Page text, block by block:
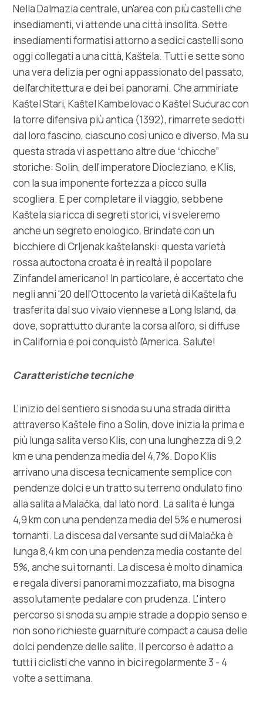
Tourist office
Safe in Dalmatia
it
+385 21 227 933
info@kastela-info.hr
Villa Nika, Kamberovo šetalište 30,
21216 Kaštel Stari, Hrvatska
Indicazioni
Nella Dalmazia centrale, un'area con più castelli che
insediamenti, vi attende una città insolita. Sette
insediamenti formatisi attorno a sedici castelli sono
oggi collegati a una città, Kaštela. Tutti e sette sono
una vera delizia per ogni appassionato del passato,
dell'architettura e dei bei panorami. Che ammiriate
Kaštel Stari, Kaštel Kambelovac o Kaštel Sućurac con
la torre difensiva più antica (1392), rimarrete sedotti
dal loro fascino, ciascuno così unico e diverso. Ma su
questa strada vi aspettano altre due “chicche”
storiche: Solin, dell'imperatore Diocleziano, e Klis,
con la sua imponente fortezza a picco sulla
scogliera. E per completare il viaggio, sebbene
Kaštela sia ricca di segreti storici, vi sveleremo
anche un segreto enologico. Brindate con un
bicchiere di Crljenak kaštelanski: questa varietà
rossa autoctona croata è in realtà il popolare
Zinfandel americano! In particolare, è accertato che
negli anni '20 dell'Ottocento la varietà di Kaštela fu
trasferita dal suo vivaio viennese a Long Island, da
dove, soprattutto durante la corsa all'oro, si diffuse
in California e poi conquistò l'America. Salute!
Caratteristiche tecniche
L'inizio del sentiero si snoda su una strada diritta
attraverso Kaštele fino a Solin, dove inizia la prima e
più lunga salita verso Klis, con una lunghezza di 9,2
km e una pendenza media del 4,7%. Dopo Klis
arrivano una discesa tecnicamente semplice con
pendenze dolci e un tratto su terreno ondulato fino
alla salita a Malačka, dal lato nord. La salita è lunga
4,9 km con una pendenza media del 5% e numerosi
tornanti. La discesa dal versante sud di Malačka è
lunga 8,4 km con una pendenza media costante del
5%, anche sui tornanti. La discesa è molto dinamica
e regala diversi panorami mozzafiato, ma bisogna
assolutamente pedalare con prudenza. L'intero
percorso si snoda su ampie strade a doppio senso e
non sono richieste guarniture compact a causa delle
dolci pendenze delle salite. Il percorso è adatto a
tutti i ciclisti che vanno in bici regolarmente 3 - 4
volte a settimana.